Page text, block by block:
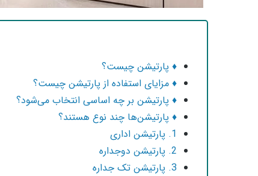
♦ پارتیشن چیست؟
♦ مزایای استفاده از پارتیشن چیست؟
♦ پارتیشن بر چه اساسی انتخاب می‌شود؟
♦ پارتیشن‌ها چند نوع هستند؟
1. پارتیشن اداری
2. پارتیشن دوجداره
3. پارتیشن تک جداره